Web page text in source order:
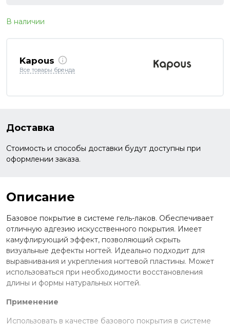
В наличии
Kapous
Все товары бренда
Доставка
Стоимость и способы доставки будут доступны при
оформлении заказа.
Описание
Базовое покрытие в системе гель-лаков. Обеспечивает
отличную адгезию искусственного покрытия. Имеет
камуфлирующий эффект, позволяющий скрыть
визуальные дефекты ногтей. Идеально подходит для
выравнивания и укрепления ногтевой пластины. Может
использоваться при необходимости восстановления
длины и формы натуральных ногтей.
Применение
Использовать в качестве базового покрытия в системе